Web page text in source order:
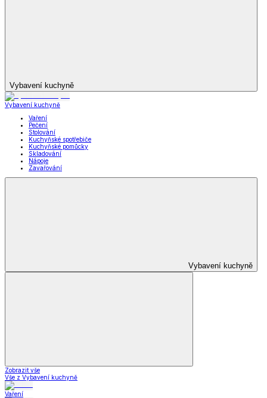
Vybavení kuchyně
Vybavení kuchyně
Vaření
Pečení
Stolování
Kuchyňské spotřebiče
Kuchyňské pomůcky
Skladování
Nápoje
Zavařování
Vybavení kuchyně
Zobrazit vše
Vše z Vybavení kuchyně
Vaření